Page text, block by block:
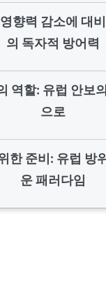
향력 감소에 대
의 독자적 방어력
역할: 유럽 안보
으로
한 준비: 유럽 방
운 패러다임